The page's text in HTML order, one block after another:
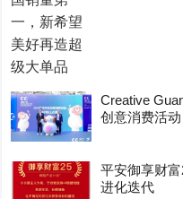
Creative
创意消费活
平安御享财
进化迭代